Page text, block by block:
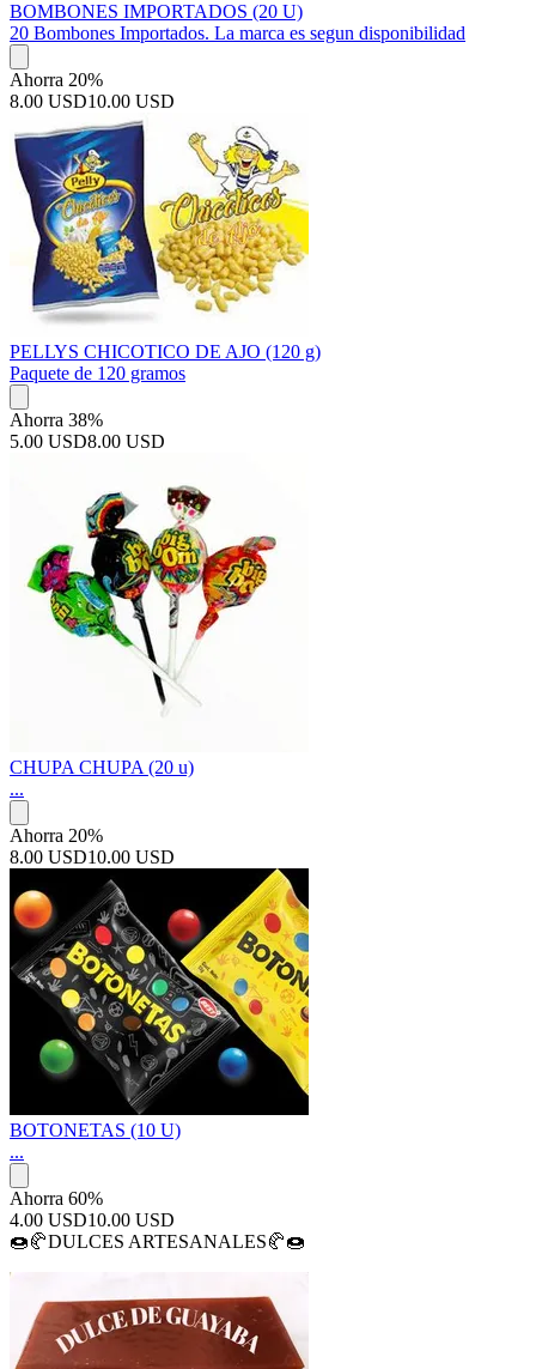
BOMBONES IMPORTADOS (20 U)
20 Bombones Importados. La marca es segun disponibilidad
Ahorra 20%
8.00 USD10.00 USD
PELLYS CHICOTICO DE AJO (120 g)
Paquete de 120 gramos
Ahorra 38%
5.00 USD8.00 USD
CHUPA CHUPA (20 u)
...
Ahorra 20%
8.00 USD10.00 USD
BOTONETAS (10 U)
...
Ahorra 60%
4.00 USD10.00 USD
🍩🥐DULCES ARTESANALES🥐🍩